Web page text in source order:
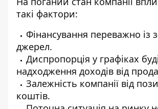
такі фактори:
Фінансування переважно із
джерел.
Диспропорція у графіках
надходження доходів від
Залежність компанії від
коштів.